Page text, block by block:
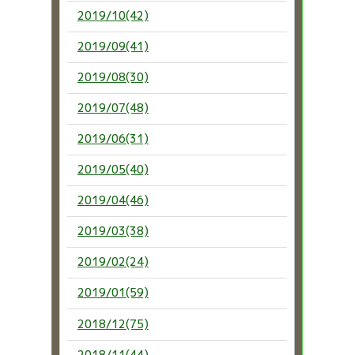
2019/10(42)
2019/09(41)
2019/08(30)
2019/07(48)
2019/06(31)
2019/05(40)
2019/04(46)
2019/03(38)
2019/02(24)
2019/01(59)
2018/12(75)